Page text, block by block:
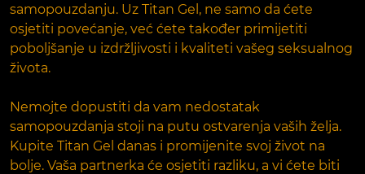
samopouzdanju. Uz Titan Gel, ne samo da ćete
osjetiti povećanje, već ćete također primijetiti
poboljšanje u izdržljivosti i kvaliteti vašeg seksualnog
života.
Nemojte dopustiti da vam nedostatak
samopouzdanja stoji na putu ostvarenja vaših želja.
Kupite Titan Gel danas i promijenite svoj život na
bolje. Vaša partnerka će osjetiti razliku, a vi ćete biti